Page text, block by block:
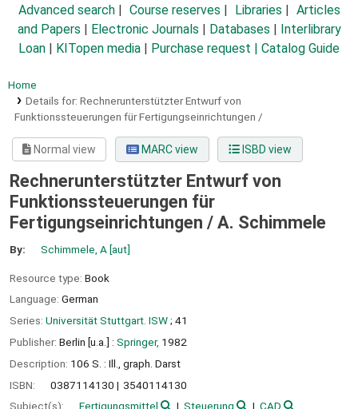
Advanced search Course reserves Libraries
Articles
and Papers
Electronic Journals Databases
Interlibrary
Loan
KITopen media Purchase request | Catalog Guide
Home
Details for: Rechnerunterstützter Entwurf von
Funktionssteuerungen für Fertigungseinrichtungen /
Normal view MARC view ISBD view
Rechnerunterstützter Entwurf von
Funktionssteuerungen für
Fertigungseinrichtungen / A. Schimmele
By: Schimmele, A [aut]
Resource type: Book
Language: German
Series: Universität Stuttgart. ISW; 41
Publisher: Berlin [u.a.] : Springer, 1982
Description: 106 S. : Ill., graph. Darst
ISBN:
0387114130
3540114130
Subject(s):
Fertigungsmittel Steuerung
CAD